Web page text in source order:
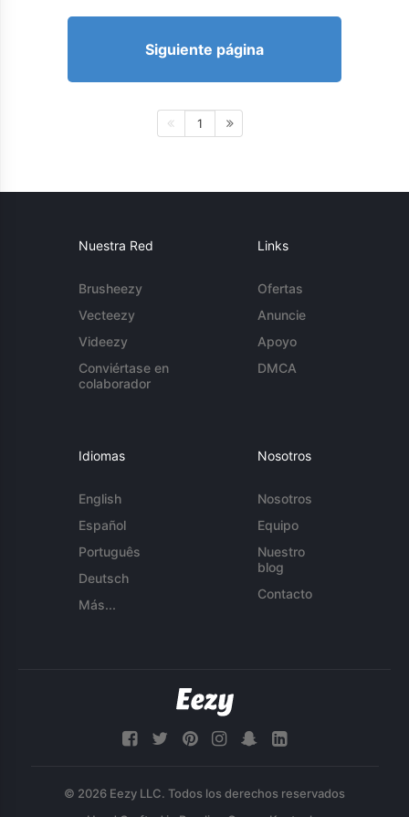
Siguiente página
1
Nuestra Red
Brusheezy
Vecteezy
Videezy
Conviértase en
colaborador
Links
Ofertas
Anuncie
Apoyo
DMCA
Idiomas
English
Español
Português
Deutsch
Más...
Nosotros
Nosotros
Equipo
Nuestro
blog
Contacto
© 2026 Eezy LLC. Todos los derechos reservados